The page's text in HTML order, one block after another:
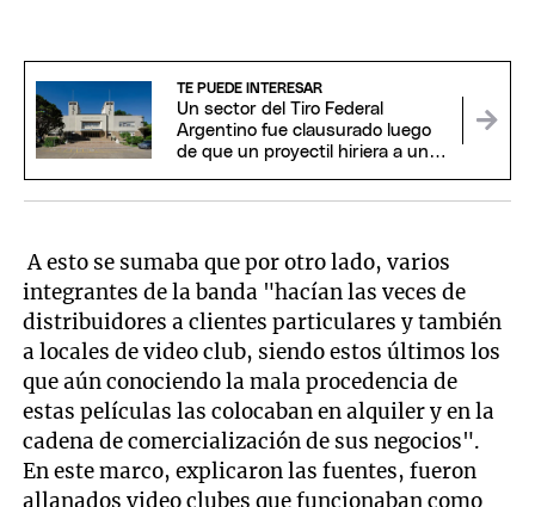
TE PUEDE INTERESAR
Un sector del Tiro Federal
Argentino fue clausurado luego
de que un proyectil hiriera a un
A esto se sumaba que por otro lado, varios
integrantes de la banda "hacían las veces de
distribuidores a clientes particulares y también
a locales de video club, siendo estos últimos los
que aún conociendo la mala procedencia de
estas películas las colocaban en alquiler y en la
cadena de comercialización de sus negocios".
En este marco, explicaron las fuentes, fueron
allanados video clubes que funcionaban como